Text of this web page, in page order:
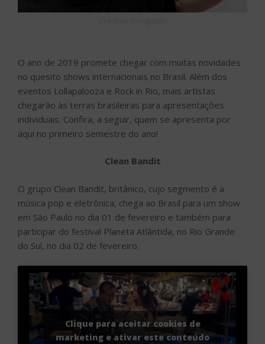
O ano de 2019 promete chegar com muitas novidades
no quesito shows internacionais no Brasil. Além dos
eventos Lollapalooza e Rock in Rio, mais artistas
chegarão às terras brasileiras para apresentações
individuais. Confira, a seguir, quem se apresenta por
aqui no primeiro semestre do ano!
Clean Bandit
O grupo Clean Bandit, britânico, cujo segmento é a
música pop e eletrônica, chega ao Brasil para um show
em São Paulo no dia 01 de fevereiro e também para
participar do festival Planeta Atlântida, no Rio Grande
do Sul, no dia 02 de fevereiro.
Clique para aceitar cookies de
marketing e ativar este conteúdo